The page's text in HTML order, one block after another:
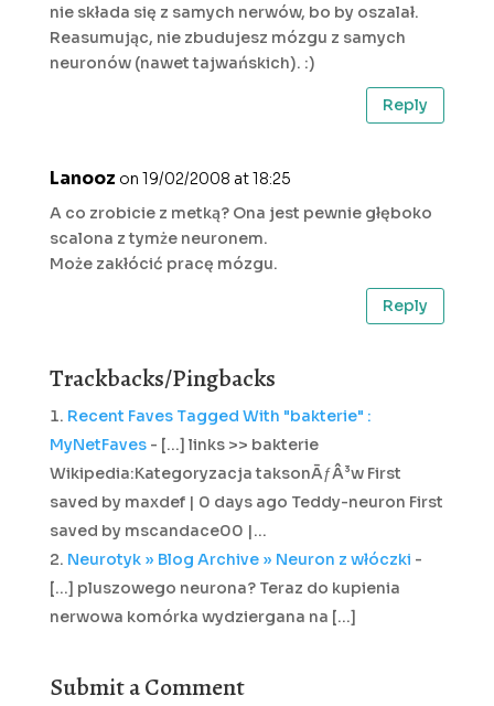
nie składa się z samych nerwów, bo by oszalał.
Reasumując, nie zbudujesz mózgu z samych
neuronów (nawet tajwańskich). :)
Reply
Lanooz on 19/02/2008 at 18:25
A co zrobicie z metką? Ona jest pewnie głęboko
scalona z tymże neuronem.
Może zakłócić pracę mózgu.
Reply
Trackbacks/Pingbacks
Recent Faves Tagged With "bakterie" :
MyNetFaves- [...] links >> bakterie
Wikipedia:Kategoryzacja taksonÃƒÂ³w First
saved by maxdef | 0 days ago Teddy-neuron First
saved by mscandace00 |…
Neurotyk » Blog Archive » Neuron z włóczki -
[...] pluszowego neurona? Teraz do kupienia
nerwowa komórka wydziergana na [...]
Submit a Comment